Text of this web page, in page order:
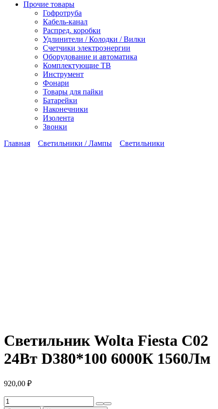
Прочие товары
Гофротруба
Кабель-канал
Распред. коробки
Удлинители / Колодки / Вилки
Счетчики электроэнергии
Оборудование и автоматика
Комплектующие ТВ
Инструмент
Фонари
Товары для пайки
Батарейки
Наконечники
Изолента
Звонки
Главная
Светильники / Лампы Светильники
Светильник Wolta Fiesta C02
24Вт D380*100 6000К 1560Лм
920,00 ₽
Количество